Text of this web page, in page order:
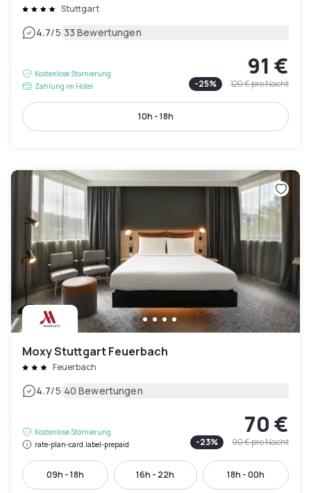
Stuttgart
4.7/5|33 Bewertungen
Kostenlose Stornierung
Zahlung im Hotel
91 €
-25% 120 €pro Nacht
10h - 18h
Moxy Stuttgart Feuerbach
Feuerbach
4.7/5|40 Bewertungen
Kostenlose Stornierung
rate-plan-card.label-prepaid
70 €
-23% 90 €pro Nacht
09h - 18h 16h - 22h 18h - 00h